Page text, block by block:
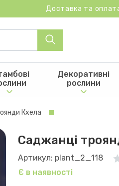
Доставка та
Декоративні
рослини
Кхела
Саджанці
Артикул: plant_2_118
Є в наявності